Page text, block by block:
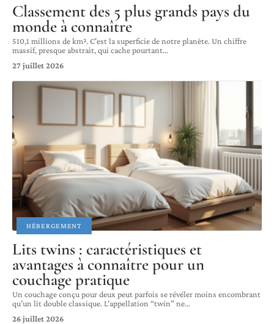
Classement des 5 plus grands pays du
monde à connaître
510,1 millions de km². C'est la superficie de notre planète. Un chiffre
massif, presque abstrait, qui cache pourtant…
27 juillet 2026
HÉBERGEMENT
Lits twins : caractéristiques et
avantages à connaître pour un
couchage pratique
Un couchage conçu pour deux peut parfois se révéler moins encombrant
qu’un lit double classique. L’appellation “twin” ne…
26 juillet 2026